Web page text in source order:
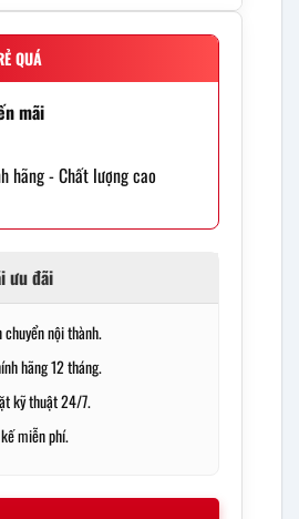
QUÁ
mãi
hãng - Chất lượng cao
ưu đãi
chuyển nội thành.
hãng 12 tháng.
kỹ thuật 24/7.
miễn phí.